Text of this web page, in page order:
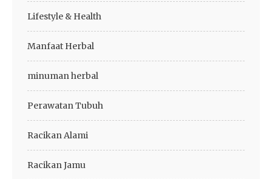
Lifestyle & Health
Manfaat Herbal
minuman herbal
Perawatan Tubuh
Racikan Alami
Racikan Jamu